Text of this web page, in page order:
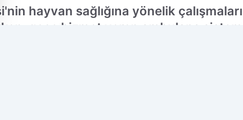
hayvan sağlığına yönelik
gece hizmet veren ambulans sistemi